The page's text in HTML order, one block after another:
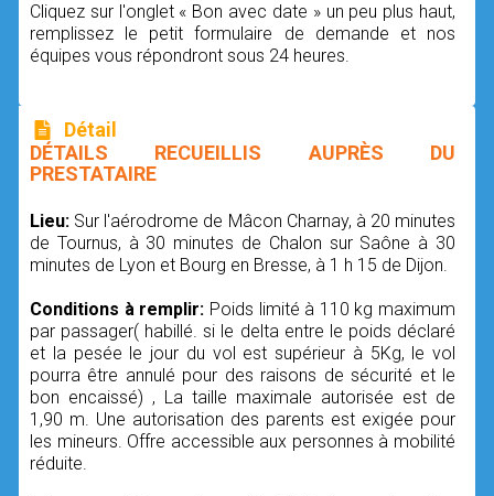
Cliquez sur l'onglet « Bon avec date » un peu plus haut,
remplissez le petit formulaire de demande et nos
équipes vous répondront sous 24 heures.
Détail
DÉTAILS RECUEILLIS AUPRÈS DU
PRESTATAIRE
Lieu: Sur l'aérodrome de Mâcon Charnay, à 20 minutes
de Tournus, à 30 minutes de Chalon sur Saône à 30
minutes de Lyon et Bourg en Bresse, à 1 h 15 de Dijon.
Conditions à remplir: Poids limité à 110 kg maximum
par passager( habillé. si le delta entre le poids déclaré
et la pesée le jour du vol est supérieur à 5Kg, le vol
pourra être annulé pour des raisons de sécurité et le
bon encaissé) , La taille maximale autorisée est de
1,90 m. Une autorisation des parents est exigée pour
les mineurs. Offre accessible aux personnes à mobilité
réduite.